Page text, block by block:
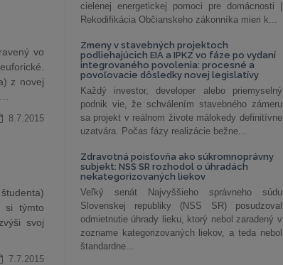
vo
z novej
8.7.2015
si týmto
svoj
7.7.2015
cielenej energetickej pomoci pre domácnosti |
Rekodifikácia Občianskeho zákonníka mieri k...
Zmeny v stavebných projektoch
podliehajúcich EIA a IPKZ vo fáze po vydaní
integrovaného povolenia: procesné a
povoľovacie dôsledky novej legislatívy
Každý investor, developer alebo priemyselný
podnik vie, že schválením stavebného zámeru
sa projekt v reálnom živote málokedy definitívne
uzatvára. Počas fázy realizácie bežne...
Zdravotná poisťovňa ako súkromnoprávny
subjekt: NSS SR rozhodol o úhradách
nekategorizovaných liekov
Veľký senát Najvyššieho správneho súdu
Slovenskej republiky (NSS SR) posudzoval
odmietnutie úhrady lieku, ktorý nebol zaradený v
zozname kategorizovaných liekov, a teda nebol
štandardne...